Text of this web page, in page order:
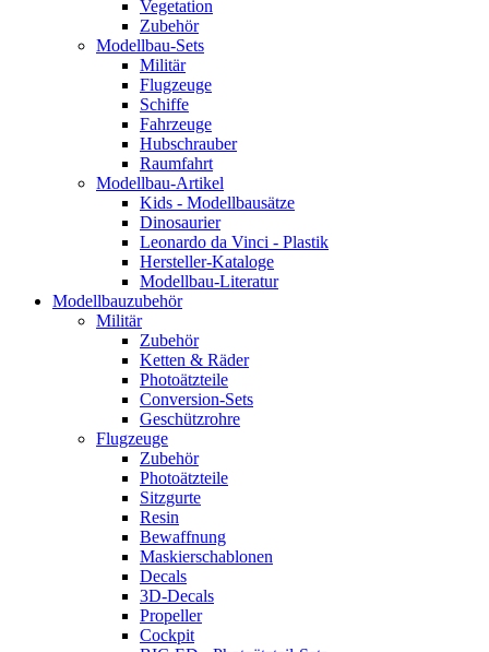
Vegetation
Zubehör
Modellbau-Sets
Militär
Flugzeuge
Schiffe
Fahrzeuge
Hubschrauber
Raumfahrt
Modellbau-Artikel
Kids - Modellbausätze
Dinosaurier
Leonardo da Vinci - Plastik
Hersteller-Kataloge
Modellbau-Literatur
Modellbauzubehör
Militär
Zubehör
Ketten & Räder
Photoätzteile
Conversion-Sets
Geschützrohre
Flugzeuge
Zubehör
Photoätzteile
Sitzgurte
Resin
Bewaffnung
Maskierschablonen
Decals
3D-Decals
Propeller
Cockpit